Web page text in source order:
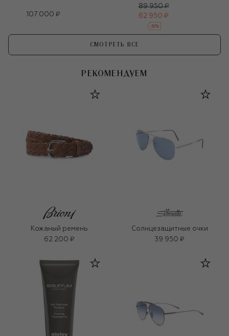
107 000 ₽
89 950 ₽
62 950 ₽
-30%
СМОТРЕТЬ ВСЕ
РЕКОМЕНДУЕМ
Кожаный ремень
62 200 ₽
Солнцезащитные очки
39 950 ₽